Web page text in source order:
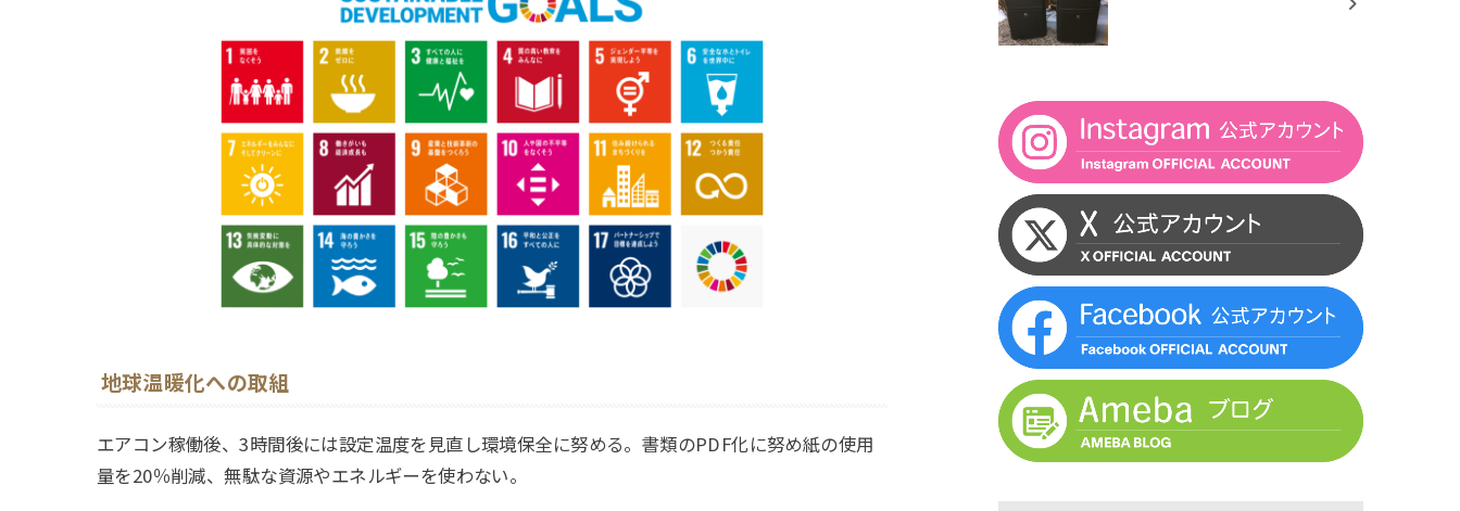
地球温暖化への取組
エアコン稼働後、3時間後には設定温度を見直し環境保全に努める。書類のPDF化に努め紙の使用
量を20％削減、無駄な資源やエネルギーを使わない。